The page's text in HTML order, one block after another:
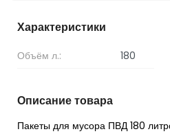
Характеристики
Объём л.: 180
Описание товара
Пакеты для мусора ПВД 180